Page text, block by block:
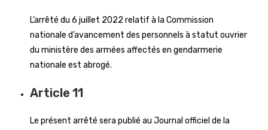
L’arrêté du 6 juillet 2022 relatif à la Commission
nationale d’avancement des personnels à statut ouvrier
du ministère des armées affectés en gendarmerie
nationale est abrogé.
Article 11
Le présent arrêté sera publié au Journal officiel de la